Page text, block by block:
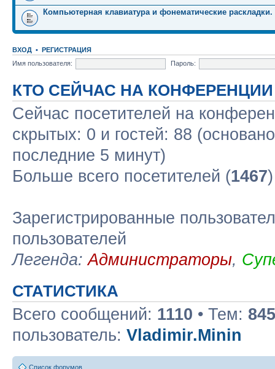
Компьютерная клавиатура и фонематические раскладки.
ВХОД • РЕГИСТРАЦИЯ
Имя пользователя:
Пароль:
КТО СЕЙЧАС НА КОНФЕРЕНЦИИ
Сейчас посетителей на
скрытых: 0 и гостей: 88
последние 5 минут)
Больше всего посетителей (1467
Зарегистрированные
пользователей
Легенда:Администраторы,
СТАТИСТИКА
Всего сообщений: 1110 • Тем: 845
пользователь: Vladimir.Minin
Список форумов